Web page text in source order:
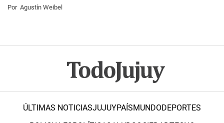
Por Agustín Weibel
ÚLTIMAS NOTICIASJUJUYPAÍSMUNDODEPORTES